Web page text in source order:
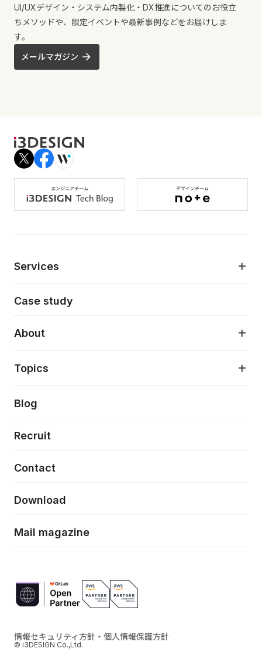
UI/UXデザイン・システム内製化・DX推進についてのお役立
ちメソッドや、限定イベントや最新事例などをお届けしま
す。
メールマガジン
Services
AI駆動開発支援
モダナイゼーション
特徴量エンジニアリングと生成AI
フロントエンド開発
Case study
About
About
Topics
Press release
News
Event/Seminer
Blog
Recruit
Contact
Download
Mail magazine
情報セキュリティ方針・個人情報保護方針
© i3DESIGN Co.,Ltd.